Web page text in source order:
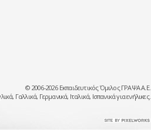
© 2006-2026 Εκπαιδευτικός Όμιλος ΓΡΑΨΑ Α.Ε.
Γαλλικά, Γερμανικά, Ιταλικά, Ισπανικά για ενήλικες.